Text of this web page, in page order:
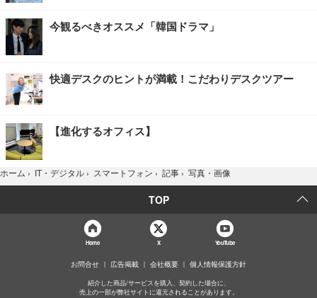
今観るべきオススメ「韓国ドラマ」
快適デスクのヒントが満載！こだわりデスクツアー
【進化するオフィス】
ホーム › IT・デジタル › スマートフォン › 記事 › 写真・画像
TOP
Home X YouTube
お問合せ 広告掲載 会社概要 個人情報保護方針
紹介した商品/サービスを購入、契約した場合に、
売上の一部が弊社サイトに還元されることがあります。